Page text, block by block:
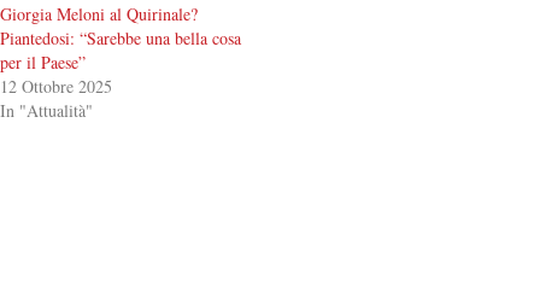
Giorgia Meloni al Quirinale?
Piantedosi: “Sarebbe una bella cosa
per il Paese”
12 Ottobre 2025
In "Attualità"